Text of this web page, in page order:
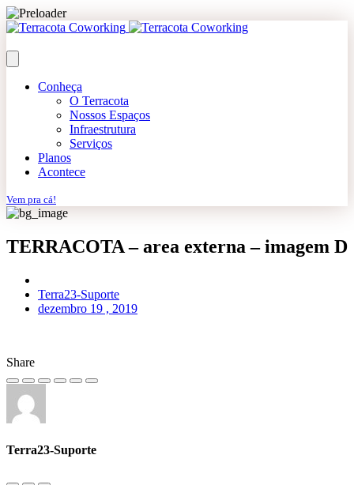
Conheça
O Terracota
Nossos Espaços
Infraestrutura
Serviços
Planos
Acontece
Vem pra cá!
TERRACOTA – area externa – imagem D
Terra23-Suporte
dezembro 19 , 2019
Share
Terra23-Suporte